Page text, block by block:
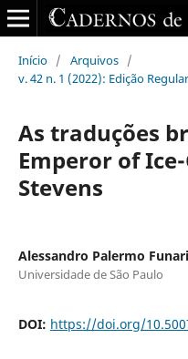
Início / Arquivos /
v. 42 n. 1 (2022): Edição
As traduções
Emperor of
Stevens
Alessandro Palermo Funari
Universidade de São Paulo
DOI: https://doi.org/